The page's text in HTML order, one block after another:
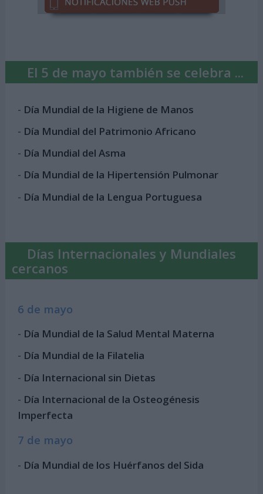
El 5 de mayo también se celebra ...
- Día Mundial de la Higiene de Manos
- Día Mundial del Patrimonio Africano
- Día Mundial del Asma
- Día Mundial de la Hipertensión Pulmonar
- Día Mundial de la Lengua Portuguesa
Días Internacionales y Mundiales
cercanos
6 de mayo
- Día Mundial de la Salud Mental Materna
- Día Mundial de la Filatelia
- Día Internacional sin Dietas
- Día Internacional de la Osteogénesis
Imperfecta
7 de mayo
- Día Mundial de los Huérfanos del Sida